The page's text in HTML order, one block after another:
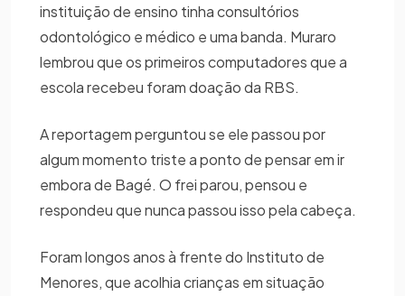
instituição de ensino tinha consultórios
odontológico e médico e uma banda. Muraro
lembrou que os primeiros computadores que a
escola recebeu foram doação da RBS.
A reportagem perguntou se ele passou por
algum momento triste a ponto de pensar em ir
embora de Bagé. O frei parou, pensou e
respondeu que nunca passou isso pela cabeça.
Foram longos anos à frente do Instituto de
Menores, que acolhia crianças em situação